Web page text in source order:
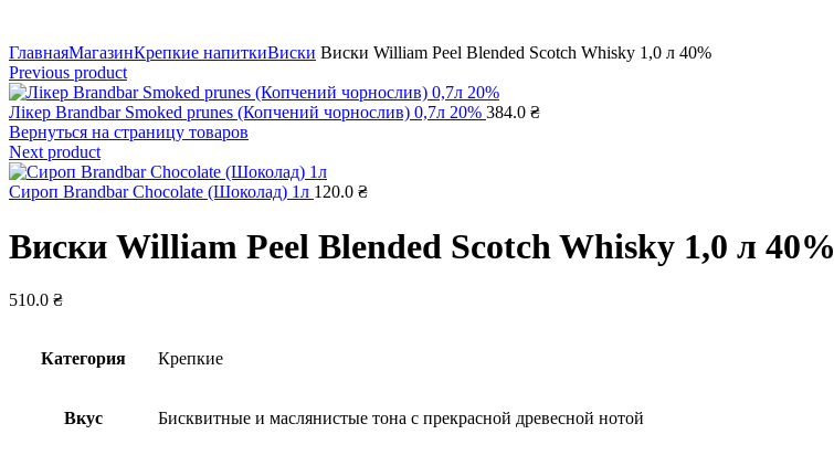
ГлавнаяМагазинКрепкие напиткиВиски Виски William Peel Blended Scotch Whisky 1,0 л 40%
Previous product
Лікер Brandbar Smoked prunes (Копчений чорнослив) 0,7л 20% 384.0 ₴
Вернуться на страницу товаров
Next product
Сироп Brandbar Chocolate (Шоколад) 1л 120.0 ₴
Виски William Peel Blended Scotch Whisky 1,0 л 40%
510.0 ₴
Категория Крепкие
Вкус Бисквитные и маслянистые тона с прекрасной древесной нотой